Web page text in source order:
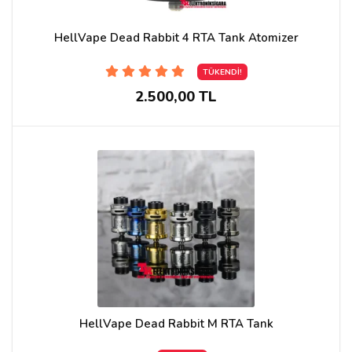
HellVape Dead Rabbit 4 RTA Tank Atomizer
TÜKENDİ!
2.500,00 TL
HellVape Dead Rabbit M RTA Tank